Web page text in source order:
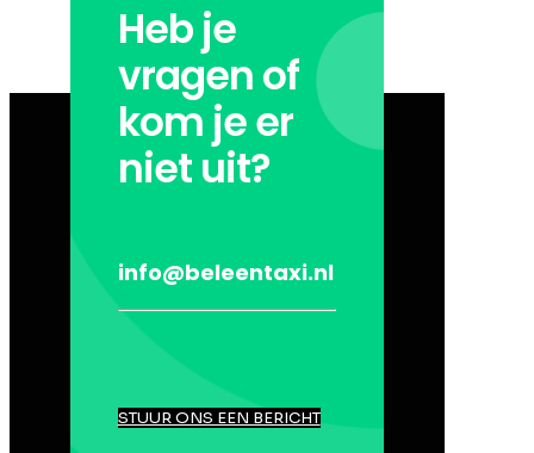
Heb je
vragen of
kom je er
niet uit?
info@beleentaxi.nl
STUUR ONS EEN BERICHT